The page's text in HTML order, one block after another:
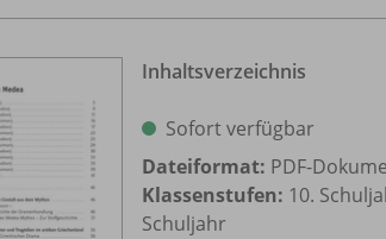
Inhaltsverzeichnis
Sofort verfügbar
Dateiformat: PDF-
Klassenstufen: 10.
Schuljahr